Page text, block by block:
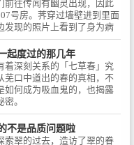
（レンタル）／バンダ
ンネル／ビデオマーケッ
ービーフルPlus / ■原作 /
マ（小学館「少年サンデ
ックス」刊）■スタッフ /
板村智幸 / 副監督：滝沢い
三好なお / 脚本：横手美智
ャラクターデザイン：佐川
楽：出羽良彰 / 美術監督：
/ 色彩設計：きつかわあ
色彩設計補佐：橋上あきら
督：土本優貴 / 編集：榎
前往传闻有幽灵出现，因此
号房。荠穿过墙壁进到里面
发现的照片上看到了身为病
护士服的荠……！
起度过的那几年
着深刻关系的「七草春」究
芜口中道出的春的真相，不
如何成为吸血鬼的，也揭露
。
不是品质问题啦
索翠的过去，造访了翠的眷